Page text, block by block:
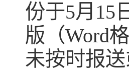
份于5月15
版（Word
未按时报